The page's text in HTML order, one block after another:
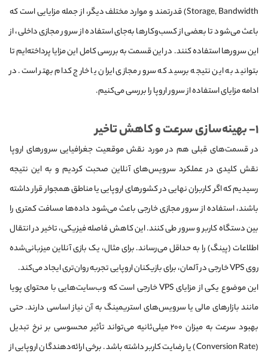
Storage, Bandwidth) قدرتمند و موارد مختلف دیگر، از جمله مزایایی است که
باعث می‌شود تا بعضی از کسب‌وکارها به‌جای استفاده از سرور مجازی داخلی، از
این سرورها استفاده کنند. در این قسمت به بررسی کامل این مزایا پرداخته‌ایم تا
بتوانید به این نتیجه برسید که سرور مجازی ایران یا خارج کدام بهتر است. در
ادامه مزایای استفاده از سرور اروپا را بررسی می‌کنیم.
۱- بهینه‌سازی سرعت و کاهش تاخیر
در قسمت‌های قبلی هم در مورد نقش موقعیت جغرافیایی سرورهای اروپا
نقش کلیدی در عملکرد سرویس‌های آنلاین صحبت کردیم و به این نتیجه
رسیدیم که اگر کاربران نهایی در کشورهای اروپایی یا مناطق همجوار قرار داشته
باشند، استفاده از سرور مجازی خارجی باعث می‌شود داده‌ها مسافت کمتری را
بین دستگاه کاربر و سرور طی کنند. این کاهش فاصله فیزیکی، تاخیر در انتقال
اطلاعات (پینگ) را به حداقل می‌رساند. برای مثال، یک بازی آنلاین میزبانی‌شده
روی VPS خارجی در آلمان، برای بازیکنان اروپایی تجربه روان‌تری ایجاد می‌کند.
این موضوع یکی از مزایای VPS خارجی است که وب‌سایت‌هایی با محتوای پویا
مانند بازارهای مالی یا سرویس‌های استریمینگ به آن نیاز اساسی دارند. حتی
بهبود سرعت به میزان ۲۰۰ میلی‌ثانیه می‌تواند تأثیر محسوسی بر نرخ تبدیل
(Conversion Rate) یا رضایت کاربر داشته باشد. برخی ارائه‌دهندگان اروپایی از